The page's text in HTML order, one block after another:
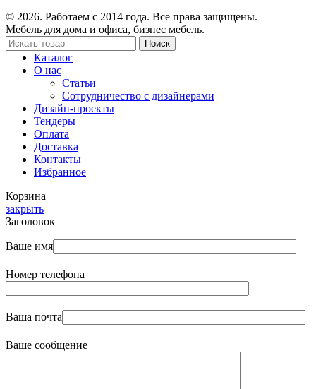
© 2026. Работаем с 2014 года. Все права защищены.
Мебель для дома и офиса, бизнес мебель.
Поиск
Каталог
О нас
Статьи
Сотрудничество с дизайнерами
Дизайн-проекты
Тендеры
Оплата
Доставка
Контакты
Избранное
Корзина
закрыть
Заголовок
Ваше имя
Номер телефона
Ваша почта
Ваше сообщение